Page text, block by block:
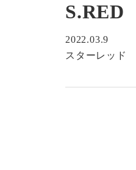
S.RED
2022.03.9
スターレッド